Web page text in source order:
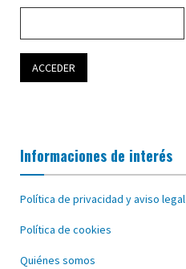
Informaciones de interés
Política de privacidad y aviso legal
Política de cookies
Quiénes somos